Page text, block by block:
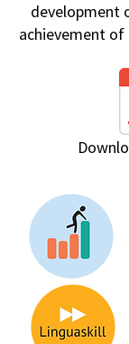
development
achievement